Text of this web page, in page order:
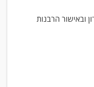
ובאישור הרבנות